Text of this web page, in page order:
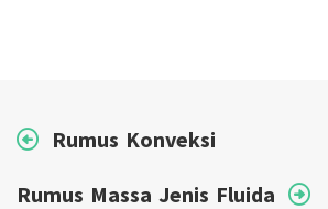
Rumus Konveksi
Rumus Massa Jenis Fluida